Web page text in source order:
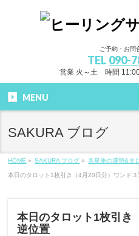
ご予約・お問
TEL 090-
営業 火～土 時間
MENU
SAKURA ブログ
HOME » SAKURA ブログ » 各星座の運勢&タ
本日のタロット1枚引き（4月20日分）ワンド３
本日のタロット1枚引き
逆位置